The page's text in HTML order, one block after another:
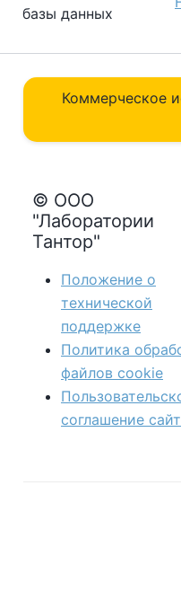
базы данных
Коммерческое
© ООО
"Лаборатории
Тантор"
Положение о
технической
поддержке
Политика
файлов сookie
соглашение